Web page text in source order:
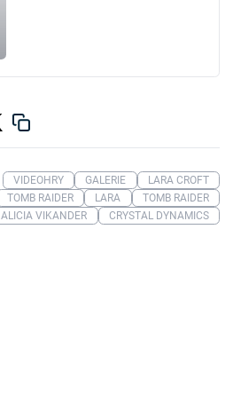
VIDEOHRY GALERIE
LARA CROFT
TOMB RAIDER LARA
TOMB RAIDER
ALICIA VIKANDER
CRYSTAL DYNAMICS